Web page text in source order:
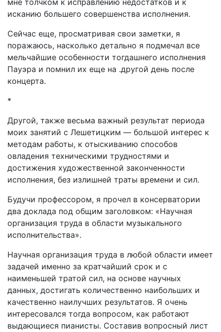
мне толчком к исправлению недостатков и к
исканию большего совершенства исполнения.
Сейчас еще, просматривая свои заметки, я
поражаюсь, насколько детально я подмечал все
мельчайшие особенности тогдашнего исполнения
Пауэра и помнил их еще на .другой день после
концерта.
*
Другой, также весьма важный результат периода
моих занятий с Лешетицким — большой интерес к
методам работы, к отыскиванию способов
овладения техническими трудностями и
достижения художественной законченности
исполнения, без излишней траты времени и сил.
Будучи профессором, я прочел в консерватории
два доклада под общим заголовком: «Научная
организация труда в области музыкального
исполнительства».
Научная организация труда в любой области имеет
задачей именно за кратчайший срок и с
наименьшей тратой сил, на основе научных
данных, достигать количественно наибольших и
качественно наилучших результатов. Я очень
интересовался тогда вопросом, как работают
выдающиеся пианисты. Составив вопросный лист